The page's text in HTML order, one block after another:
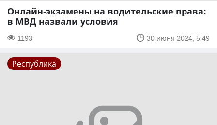
Онлайн-экзамены на водительские права:
в МВД назвали условия
1193 30 июня 2024, 5:49
Республика